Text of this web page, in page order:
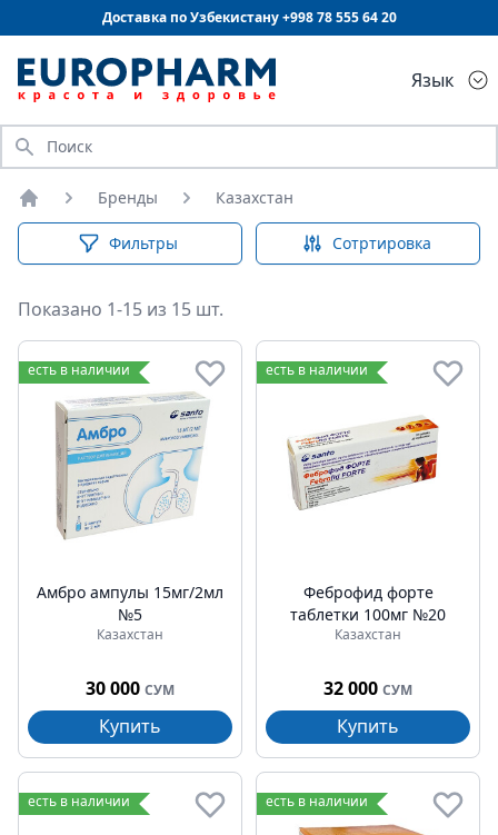
Доставка по Узбекистану +99878 555 64 20
Язык
Искать
Главная
Бренды Казахстан
Фильтры Сотртировка
Показано 1-15 из 15 шт.
есть в наличии
Амбро ампулы 15мг/2мл
№5
Казахстан
30 000 СУМ
Купить
есть в наличии
Феброфид форте
таблетки 100мг №20
Казахстан
32 000 СУМ
Купить
есть в наличии есть в наличии